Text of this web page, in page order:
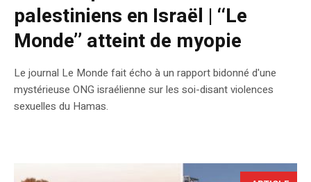
palestiniens en Israël | ‘‘Le
Monde’’ atteint de myopie
Le journal Le Monde fait écho à un rapport bidonné d'une
mystérieuse ONG israélienne sur les soi-disant violences
sexuelles du Hamas.